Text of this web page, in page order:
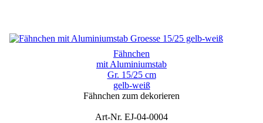
Fähnchen
mit Aluminiumstab
Gr. 15/25 cm
gelb-weiß
Fähnchen zum dekorieren
Art-Nr. EJ-04-0004